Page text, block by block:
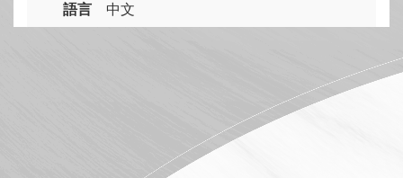
語言 中文